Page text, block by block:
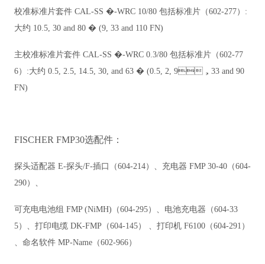
校准标准片套件 CAL-SS �-WRC 10/80 包括标准片（602-277） :
大约 10.5, 30 and 80 � (9, 33 and 110 FN)
主校准标准片套件 CAL-SS �-WRC 0.3/80 包括标准片（602-77
6） :大约 0.5, 2.5, 14.5, 30, and 63 � (0.5, 2, 9， 33 and 90
FN)
FISCHER FMP30选配件：
探头适配器 E-探头/F-插口（604-214）、充电器 FMP 30-40（604-
290）、
可充电电池组 FMP (NiMH) （604-295）、电池充电器（604-33
5）、打印电缆 DK-FMP（604-145） 、打印机 F6100（604-291 ）
、命名软件 MP-Name（602-966）